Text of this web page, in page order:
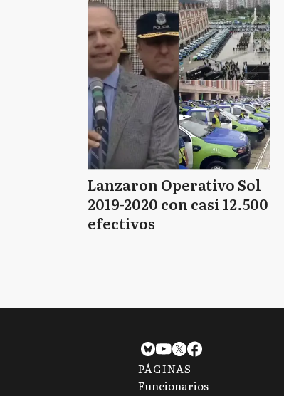
Lanzaron Operativo Sol
2019-2020 con casi 12.500
efectivos
PÁGINAS
Funcionarios